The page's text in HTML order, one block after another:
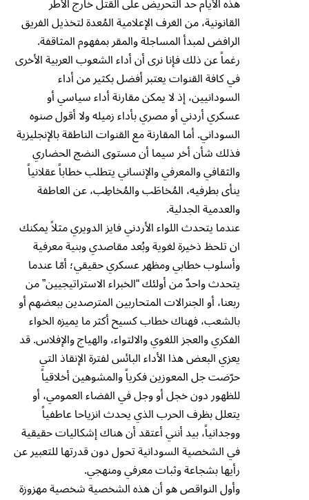
القانونية، من الغرف الإعلامية المُعدة لتخذيل الفريق
الرافض لمبدأ المساجلة والمقر بمفهوم المثاقفة.
رغماً عن ذلك فإنا نرى أن أداء الشعوب العربية الأخرى
في كافة القنوات يعتبر أفضل بكثير من أداء
السودانيين، إذ لا يمكن مقارنة أداء سياسي أو
عسكري أردني أو مصري بأداء زميله ولا أقول صنوه
السوداني. أما المقارنة مع القنوات الناطقة بالإنجليزية
فذلك شأن أخر سيما أن مستوى النضج الحضاري
والثقافي والمعرفي والإنساني يتطلب خطاباً عقلانياً
ينأى بطرفيه، المُخاطَب والمُخاطِب، عن العاطفة
والعدمية الجدلية.
عندما يتحدث اللواء الأردني فايز الدويري مثلاً يمكنك
ان تلحظ ذخيرة لغوية وبُعد مقاصدي وبنية معرفية
وأسلوب خطابي ومظهر عسكري حقيقي؛ أمّا عندما
يتحدث واحدٌ من أولئك “الخبراء الاستراتيجيين” من
ربعنا، أو الجنرالات المتحاربين المترصدين ببعضهم أو
بالشعب، فهناك خطاب كسيح أكثر ما يميزه الخواء
الفكري والعجز اللغوي والالتواء، والهياج والإفلاس. قد
يعزي البعض هذا الأداء البائس لفترة الإنقاذ التي
حرّضت جل المعوزين فكرياً والمشوهين أخلاقياً
للظهور دون خجل أو وجل في الفضاء العمومي، أو
يتعلل بظرف الحرب الذي يحدث انزياحا عاطفياً
ووجدانياً، بيد أنني أعتقد أن هناك إشكاليات حقيقية
في الشخصية السودانية تحول دون قدرتها للتعبير عن
رأيها بشجاعة وثبات معرفي ومنهجي.
وأول النواقص هو أن هذه الشخصية شخصية مهزوزة